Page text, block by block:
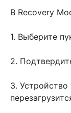
В Recovery
1. Выберите
2.
3. Устройство